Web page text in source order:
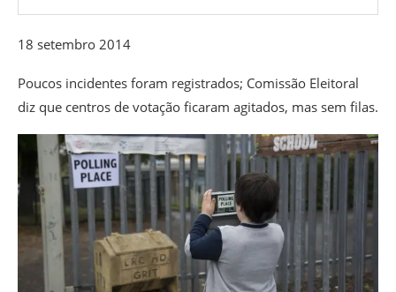
18 setembro 2014
Poucos incidentes foram registrados; Comissão Eleitoral
diz que centros de votação ficaram agitados, mas sem filas.